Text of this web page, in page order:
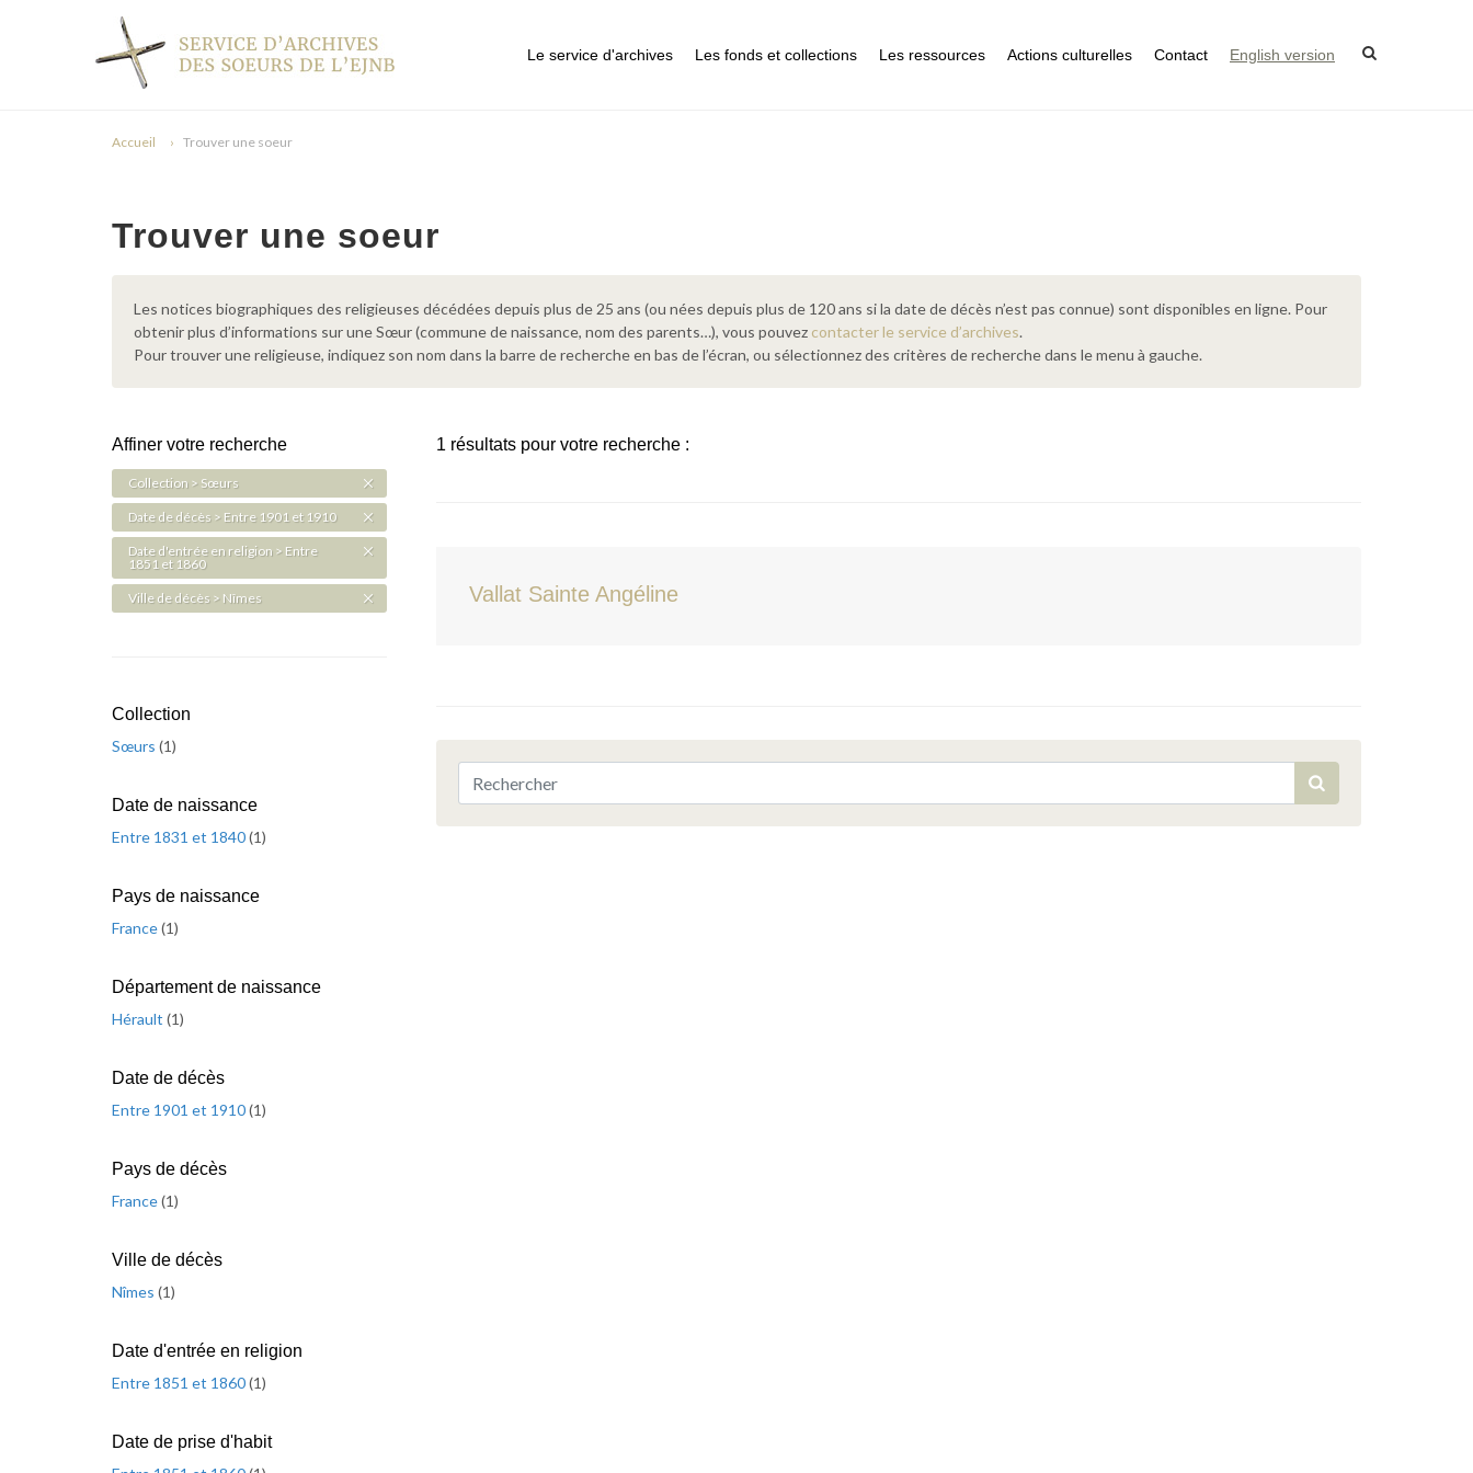
Le service d'archives Les fonds et collections Les ressources Actions culturelles Contact English version
Accueil Trouver une soeur
Trouver une soeur
Les notices biographiques des religieuses décédées depuis plus de 25 ans (ou nées depuis plus de 120 ans si la date de décès n’est pas connue) sont disponibles en ligne. Pour
obtenir plus d’informations sur une Sœur (commune de naissance, nom des parents…), vous pouvez contacter le service d’archives.
Pour trouver une religieuse, indiquez son nom dans la barre de recherche en bas de l’écran, ou sélectionnez des critères de recherche dans le menu à gauche.
1 résultats pour votre recherche :
Vallat Sainte Angéline
Affiner votre recherche
Collection > Sœurs
Date de décès > Entre 1901 et 1910
Date d'entrée en religion > Entre
1851 et 1860
Ville de décès > Nîmes
Collection
Sœurs (1)
Date de naissance
Entre 1831 et 1840(1)
Pays de naissance
France(1)
Département de naissance
Hérault (1)
Date de décès
Entre 1901 et 1910(1)
Pays de décès
France(1)
Ville de décès
Nîmes (1)
Date d'entrée en religion
Entre 1851 et 1860(1)
Date de prise d'habit